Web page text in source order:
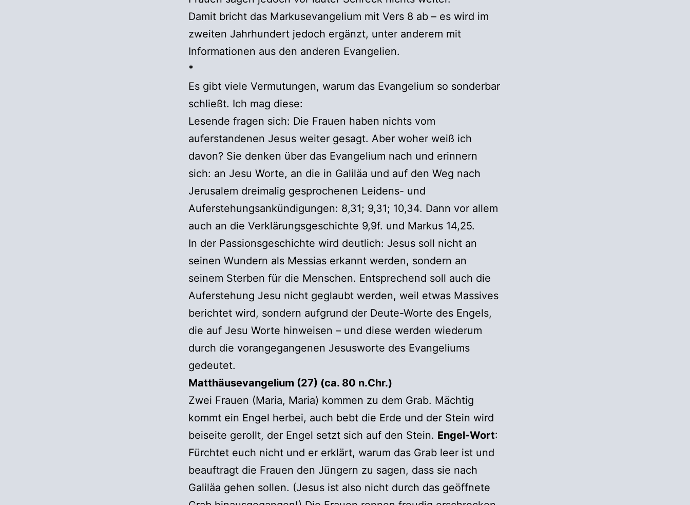
Damit bricht das Markusevangelium mit Vers 8 ab – es wird im
zweiten Jahrhundert jedoch ergänzt, unter anderem mit
Informationen aus den anderen Evangelien.
*
Es gibt viele Vermutungen, warum das Evangelium so sonderbar
schließt. Ich mag diese:
Lesende fragen sich: Die Frauen haben nichts vom
auferstandenen Jesus weiter gesagt. Aber woher weiß ich
davon? Sie denken über das Evangelium nach und erinnern
sich: an Jesu Worte, an die in Galiläa und auf den Weg nach
Jerusalem dreimalig gesprochenen Leidens- und
Auferstehungsankündigungen: 8,31; 9,31; 10,34. Dann vor allem
auch an die Verklärungsgeschichte 9,9f. und Markus 14,25.
In der Passionsgeschichte wird deutlich: Jesus soll nicht an
seinen Wundern als Messias erkannt werden, sondern an
seinem Sterben für die Menschen. Entsprechend soll auch die
Auferstehung Jesu nicht geglaubt werden, weil etwas Massives
berichtet wird, sondern aufgrund der Deute-Worte des Engels,
die auf Jesu Worte hinweisen – und diese werden wiederum
durch die vorangegangenen Jesusworte des Evangeliums
gedeutet.
Matthäusevangelium (27) (ca. 80 n.Chr.)
Zwei Frauen (Maria, Maria) kommen zu dem Grab. Mächtig
kommt ein Engel herbei, auch bebt die Erde und der Stein wird
beiseite gerollt, der Engel setzt sich auf den Stein. Engel-Wort:
Fürchtet euch nicht und er erklärt, warum das Grab leer ist und
beauftragt die Frauen den Jüngern zu sagen, dass sie nach
Galiläa gehen sollen. (Jesus ist also nicht durch das geöffnete